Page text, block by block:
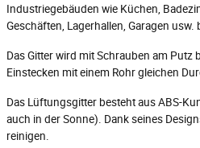
Industriegebäuden wie Küchen,
Geschäften, Lagerhallen, Garagen usw.
Das Gitter wird mit Schrauben am
Einstecken mit einem Rohr gleichen
Das Lüftungsgitter besteht aus ABS-
auch in der Sonne). Dank seines
reinigen.